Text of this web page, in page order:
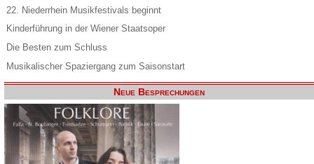
22. Niederrhein Musikfestivals beginnt
Kinderführung in der Wiener Staatsoper
Die Besten zum Schluss
Musikalischer Spaziergang zum Saisonstart
Neue Besprechungen